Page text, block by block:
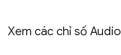
Xem các chỉ số Audio